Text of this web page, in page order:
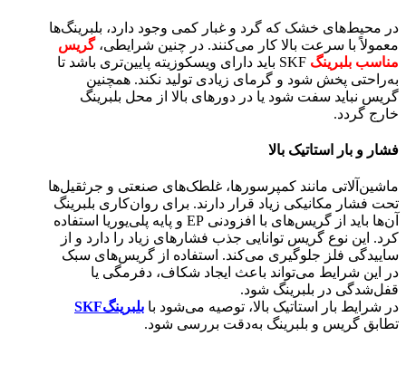
در محیط‌های خشک که گرد و غبار کمی وجود دارد، بلبرینگ‌ها
معمولاً با سرعت بالا کار می‌کنند. در چنین شرایطی،گریس
مناسب بلبرینگ
SKF باید دارای ویسکوزیته پایین‌تری باشد تا
به‌راحتی پخش شود و گرمای زیادی تولید نکند. همچنین
گریس نباید سفت شود یا در دورهای بالا از محل بلبرینگ
خارج گردد.
فشار و بار استاتیک بالا
ماشین‌آلاتی مانند کمپرسورها، غلطک‌های صنعتی و جرثقیل‌ها
تحت فشار مکانیکی زیاد قرار دارند. برای روان‌کاری بلبرینگ
آن‌ها باید از گریس‌های با افزودنی EP و پایه پلی‌یوریا استفاده
کرد. این نوع گریس توانایی جذب فشارهای زیاد را دارد و از
ساییدگی فلز جلوگیری می‌کند. استفاده از گریس‌های سبک
در این شرایط می‌تواند باعث ایجاد شکاف، دفرمگی یا
قفل‌شدگی در بلبرینگ شود.
در شرایط بار استاتیک بالا، توصیه می‌شود با بلبرینگSKF
تطابق گریس و بلبرینگ به‌دقت بررسی شود.